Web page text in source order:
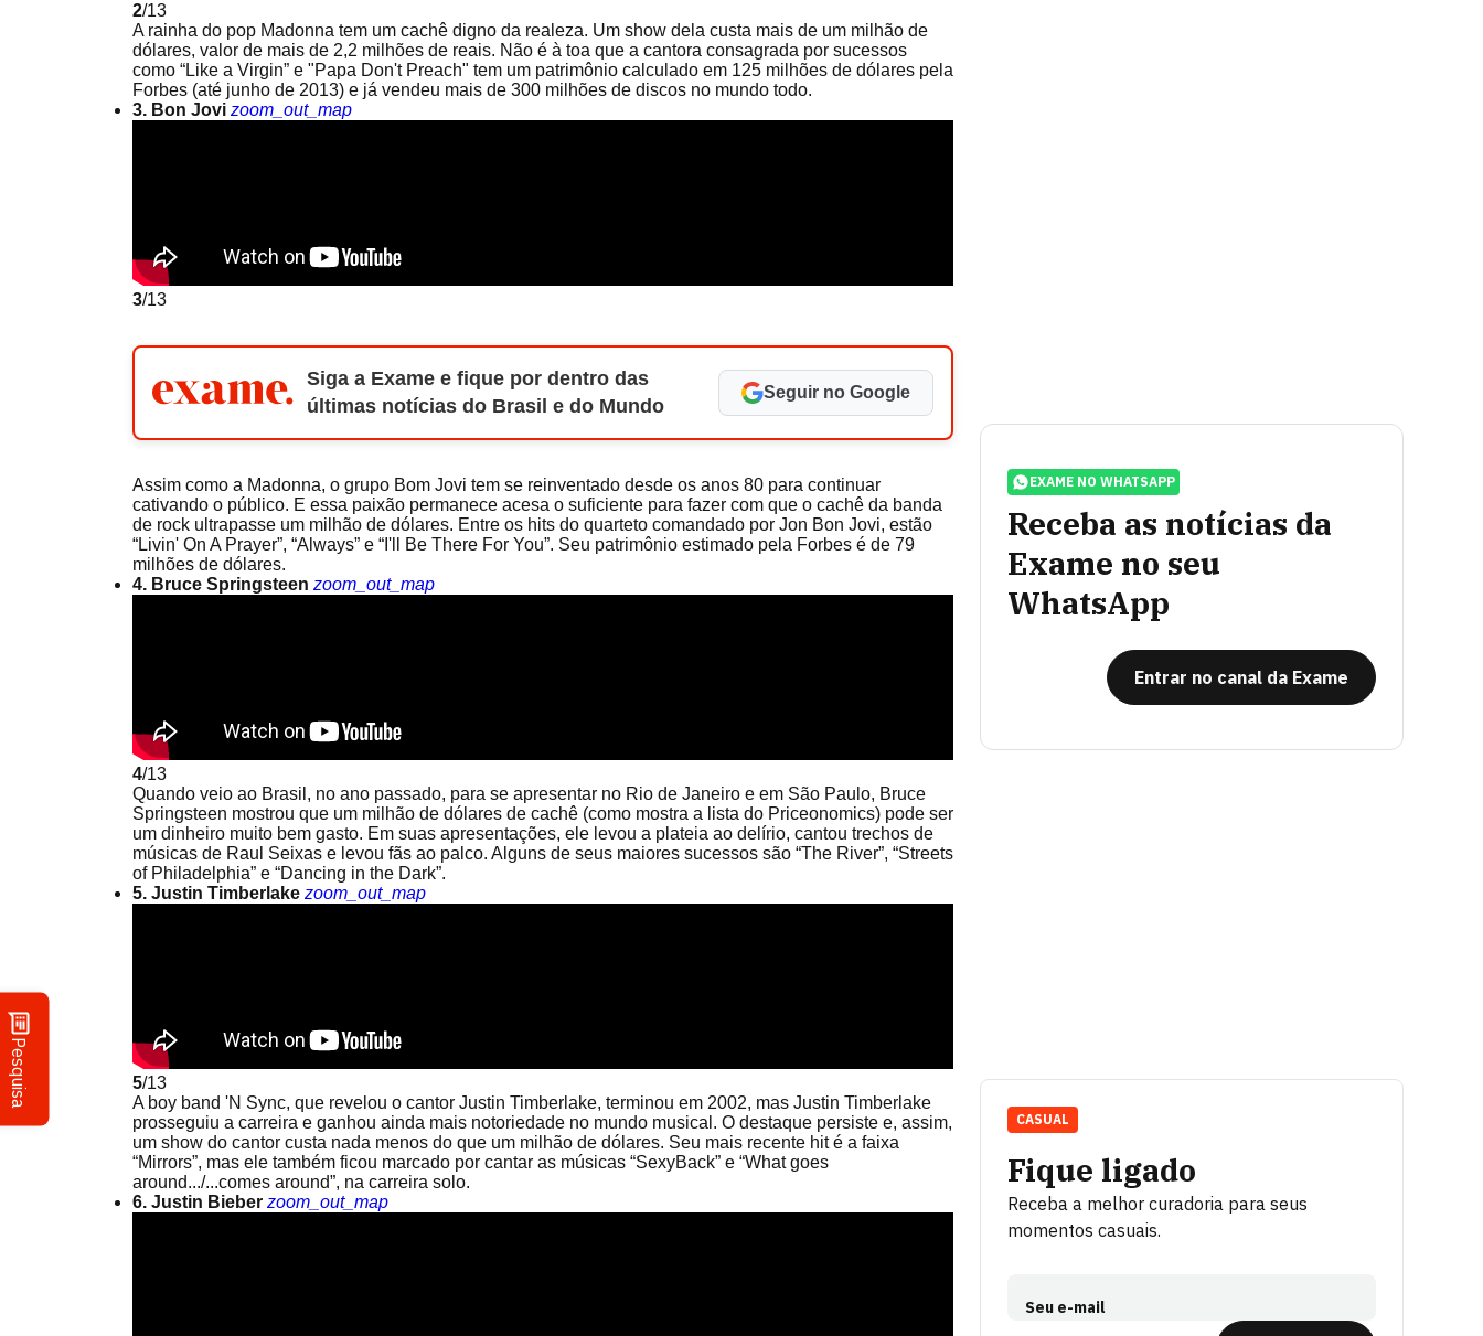
Pesquisa
2/13
A rainha do pop Madonna tem um cachê digno da realeza. Um show dela custa mais de um milhão de
dólares, valor de mais de 2,2 milhões de reais. Não é à toa que a cantora consagrada por sucessos
como “Like a Virgin” e "Papa Don't Preach" tem um patrimônio calculado em 125 milhões de dólares pela
Forbes (até junho de 2013) e já vendeu mais de 300 milhões de discos no mundo todo.
3. Bon Jovi zoom_out_map
3/13
Siga a Exame e fique por dentro das
últimas notícias do Brasil e do Mundo
Seguir no Google
Assim como a Madonna, o grupo Bom Jovi tem se reinventado desde os anos 80 para continuar
cativando o público. E essa paixão permanece acesa o suficiente para fazer com que o cachê da banda
de rock ultrapasse um milhão de dólares. Entre os hits do quarteto comandado por Jon Bon Jovi, estão
“Livin' On A Prayer”, “Always” e “I'll Be There For You”. Seu patrimônio estimado pela Forbes é de 79
milhões de dólares.
4. Bruce Springsteen zoom_out_map
4/13
Quando veio ao Brasil, no ano passado, para se apresentar no Rio de Janeiro e em São Paulo, Bruce
Springsteen mostrou que um milhão de dólares de cachê (como mostra a lista do Priceonomics) pode ser
um dinheiro muito bem gasto. Em suas apresentações, ele levou a plateia ao delírio, cantou trechos de
músicas de Raul Seixas e levou fãs ao palco. Alguns de seus maiores sucessos são “The River”, “Streets
of Philadelphia” e “Dancing in the Dark”.
5. Justin Timberlake zoom_out_map
5/13
A boy band 'N Sync, que revelou o cantor Justin Timberlake, terminou em 2002, mas Justin Timberlake
prosseguiu a carreira e ganhou ainda mais notoriedade no mundo musical. O destaque persiste e, assim,
um show do cantor custa nada menos do que um milhão de dólares. Seu mais recente hit é a faixa
“Mirrors”, mas ele também ficou marcado por cantar as músicas “SexyBack” e “What goes
around.../...comes around”, na carreira solo.
6. Justin Bieber zoom_out_map
EXAME NO WHATSAPP
Receba as notícias da
Exame no seu
WhatsApp
Entrar no canal da Exame
Fique ligado
Receba a melhor curadoria para seus
momentos casuais.
Seu e-mail
CASUAL